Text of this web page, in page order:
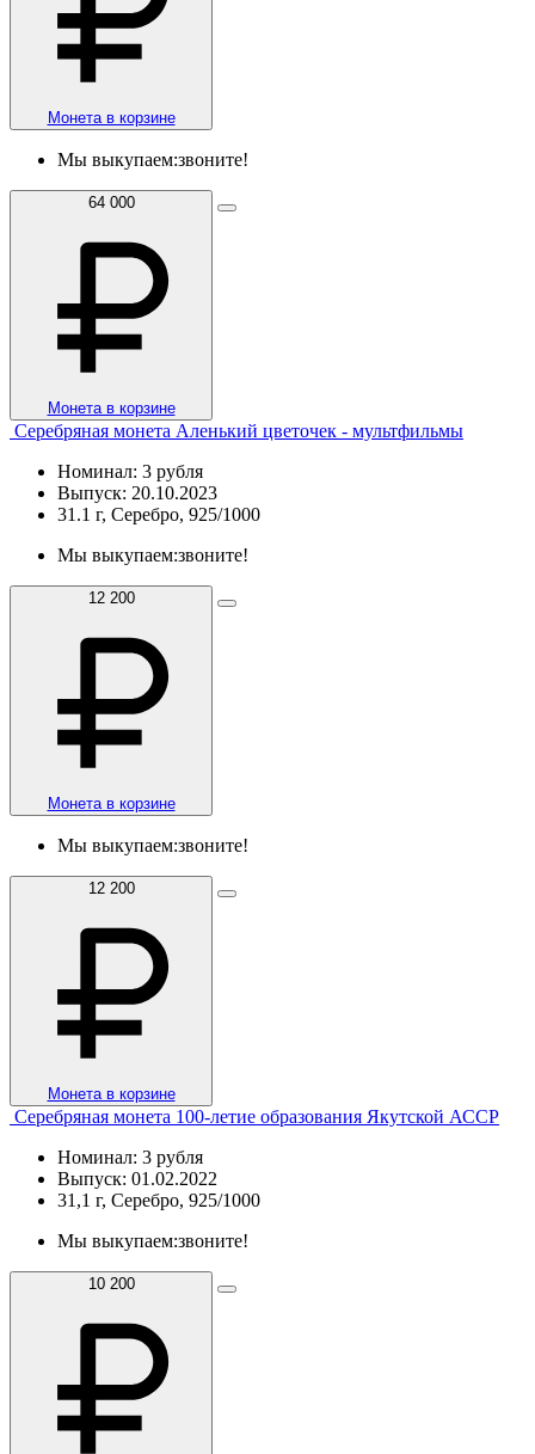
Монета в корзине
Мы выкупаем:звоните!
64 000
Монета в корзине
Серебряная монета Аленький цветочек - мультфильмы
Номинал: 3 рубля
Выпуск: 20.10.2023
31.1 г, Серебро, 925/1000
Мы выкупаем:звоните!
12 200
Монета в корзине
Мы выкупаем:звоните!
12 200
Монета в корзине
Серебряная монета 100-летие образования Якутской АССР
Номинал: 3 рубля
Выпуск: 01.02.2022
31,1 г, Серебро, 925/1000
Мы выкупаем:звоните!
10 200